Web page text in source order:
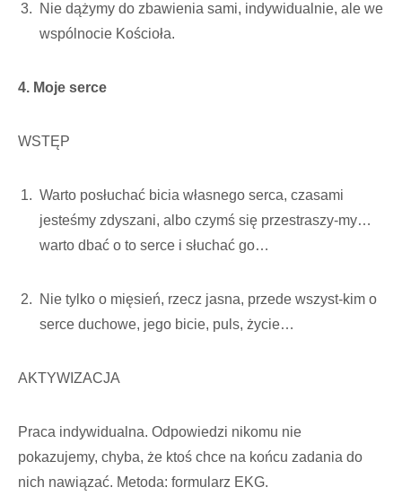
Nie dążymy do zbawienia sami, indywidualnie, ale we
wspólnocie Kościoła.
4. Moje serce
WSTĘP
Warto posłuchać bicia własnego serca, czasami
jesteśmy zdyszani, albo czymś się przestraszy-my…
warto dbać o to serce i słuchać go…
Nie tylko o mięsień, rzecz jasna, przede wszyst-kim o
serce duchowe, jego bicie, puls, życie…
AKTYWIZACJA
Praca indywidualna. Odpowiedzi nikomu nie
pokazujemy, chyba, że ktoś chce na końcu zadania do
nich nawiązać. Metoda: formularz EKG.